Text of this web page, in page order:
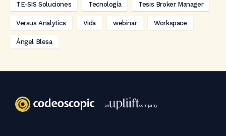
TE-SIS Soluciones Tecnología Tesis Broker Manager
Versus Analytics Vida webinar Workspace
Ángel Blesa
an company